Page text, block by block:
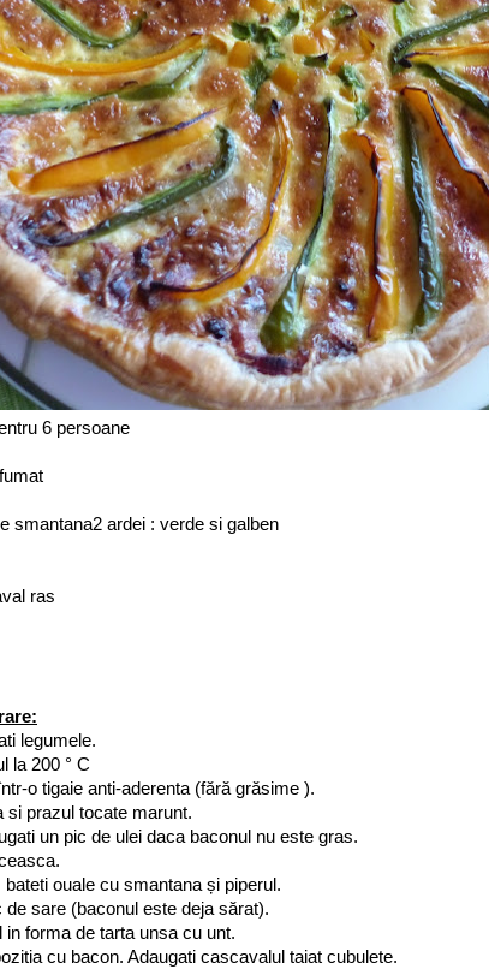
6 persoane
smantana2 ardei : verde si galben
ras
legumele.
la 200 ° C
o tigaie anti-aderenta (fără grăsime ).
si prazul tocate marunt.
un pic de ulei daca baconul nu este gras.
ouale cu smantana și piperul.
de sare (baconul este deja sărat).
in forma de tarta unsa cu unt.
cu bacon. Adaugati cascavalul taiat cubulete.